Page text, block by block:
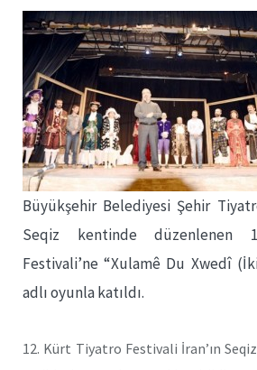
Büyükşehir Belediyesi Şehir
Seqiz kentinde düzenlenen
Festivali’ne “Xulamê Du Xwedî
adlı oyunla katıldı.
12. Kürt Tiyatro Festivali İran’ın